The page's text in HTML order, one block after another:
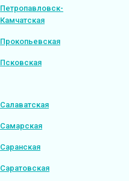
Петропавловск-
Камчатская
Прокопьевская
Псковская
Салаватская
Самарская
Саранская
Саратовская